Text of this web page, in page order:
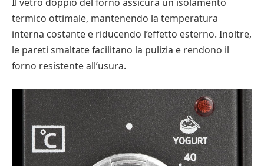
termico ottimale, mantenendo la temperatura
interna costante e riducendo l’effetto esterno. Inoltre,
le pareti smaltate facilitano la pulizia e rendono il
forno resistente all’usura.